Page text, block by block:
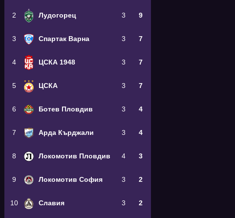
2 Лудогорец 3 9
3 Спартак Варна 3 7
4 ЦСКА 1948 3 7
5 ЦСКА 3 7
6 Ботев Пловдив 3 4
7 Арда Кърджали 3 4
8 Локомотив Пловдив 4 3
9 Локомотив София 3 2
10 Славия 3 2